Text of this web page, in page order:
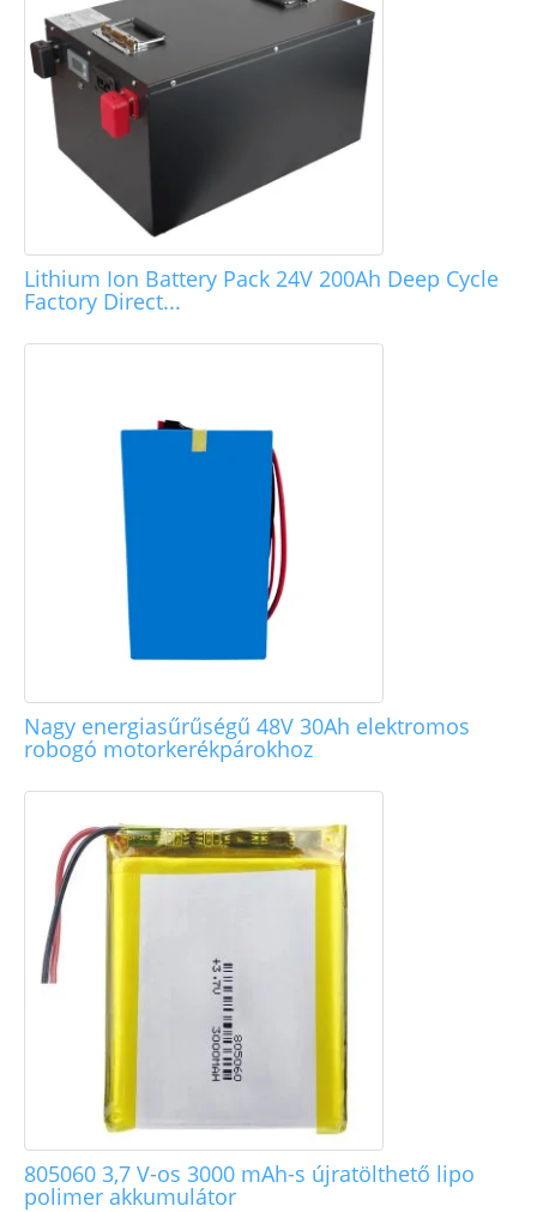
Lithium Ion Battery Pack 24V 200Ah Deep Cycle
Factory Direct...
Nagy energiasűrűségű 48V 30Ah elektromos
robogó motorkerékpárokhoz
805060 3,7 V-os 3000 mAh-s újratölthető lipo
polimer akkumulátor